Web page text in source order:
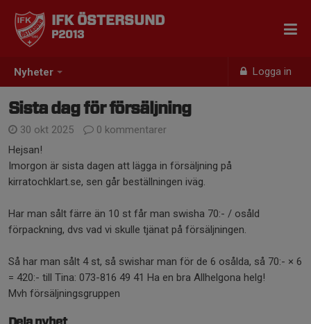
Nyheter Logga in
IFK ÖSTERSUND
P2013
Sista dag för försäljning
30 okt 2025
0 kommentarer
Hejsan!
Imorgon är sista dagen att lägga in försäljning på
kirratochklart.se, sen går beställningen iväg.
Har man sålt färre än 10 st får man swisha 70:- / osåld
förpackning, dvs vad vi skulle tjänat på försäljningen.
Så har man sålt 4 st, så swishar man för de 6 osålda, så 70:- × 6
= 420:- till Tina: 073-816 49 41 Ha en bra Allhelgona helg!
Mvh försäljningsgruppen